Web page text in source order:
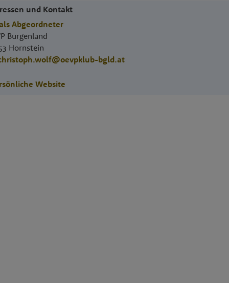
und Kontakt
Abgeordneter
Burgenland
Hornstein
bgld.at
Website